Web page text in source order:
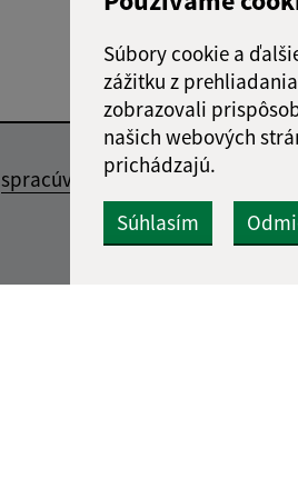
Súbory cookie a
zážitku z
zobrazovali
našich webových
prichádzajú.
Súhlasím
spracúvaním
Google